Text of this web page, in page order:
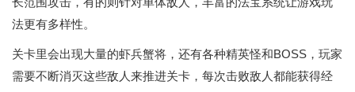
法更有多样性。
关卡里会出现大量的虾兵蟹将，还有各种精英怪和BOSS，玩家
需要不断消灭这些敌人来推进关卡，每次击败敌人都能获得经